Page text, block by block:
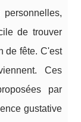
de trouver
de fête. C'est
Ces
par
gustative